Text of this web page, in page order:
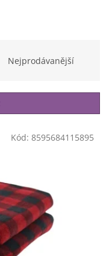
Nejprodávanější
Kód: 8595684115895